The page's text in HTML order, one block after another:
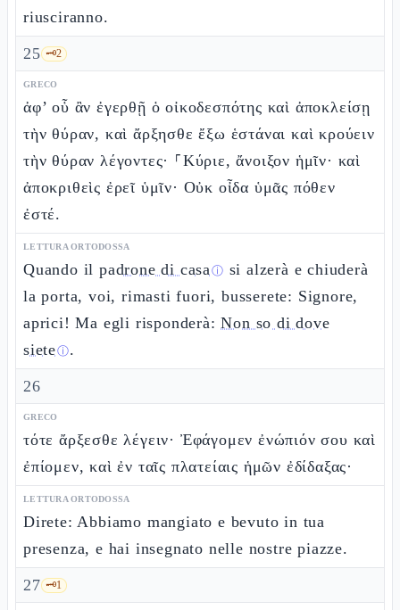
riusciranno.
25 🗝️2
GRECO
ἀφ’ οὗ ἂν ἐγερθῇ ὁ οἰκοδεσπότης καὶ ἀποκλείσῃ
τὴν θύραν, καὶ ἄρξησθε ἔξω ἑστάναι καὶ κρούειν
τὴν θύραν λέγοντες· ⸀Κύριε, ἄνοιξον ἡμῖν· καὶ
ἀποκριθεὶς ἐρεῖ ὑμῖν· Οὐκ οἶδα ὑμᾶς πόθεν
ἐστέ.
LETTURA ORTODOSSA
Quando ilpadrone di casaⓘ si alzerà e chiuderà
la porta, voi, rimasti fuori, busserete: Signore,
aprici! Ma egli risponderà:Non so di dove
sieteⓘ.
26
GRECO
τότε ἄρξεσθε λέγειν· Ἐφάγομεν ἐνώπιόν σου καὶ
ἐπίομεν, καὶ ἐν ταῖς πλατείαις ἡμῶν ἐδίδαξας·
LETTURA ORTODOSSA
Direte: Abbiamo mangiato e bevuto in tua
presenza, e hai insegnato nelle nostre piazze.
27 🗝️1